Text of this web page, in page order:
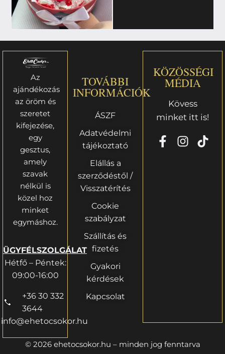
Az
ajándékozás
az öröm és
szeretet
kifejezése,
egy
gesztus,
amely
szavak
nélkül is
közel hoz
minket
egymáshoz.
ÜGYFÉLSZOLGÁLAT
Hétfő – Péntek:
09:00-16:00
+36 30 332
3644
info@ehetocsokor.hu
TOVÁBBI
INFORMÁCIÓK
ÁSZF
Adatvédelmi
tájékoztató
Elállás a
szerződéstől /
Visszatérítés
Cookie
szabályzat
Szállítás és
fizetés
Gyakori
kérdések
Kapcsolat
KÖZÖSSÉGI
MÉDIA
Kövess
minket itt is!
© 2026 ehetocsokor.hu – minden jog fenntarva